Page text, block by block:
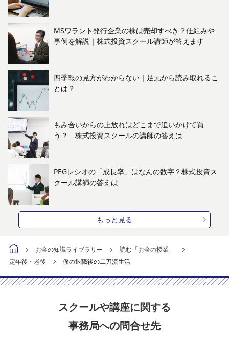
MSワラント発行企業の株は売却すべき？仕組みや
事例を解説｜株式投資スクール講師が答えます
四季報の見方がわからない｜足元から読み取れるこ
とは？
もみ合いからの上放れはどこまで追いかけて買
う？ 株式投資スクールの講師の答えは
PEGレシオの「成長率」はなんの数字？株式投資ス
クール講師の答えは
もっと見る
お金の知識ライブラリー
読む「お金の授業」
定年後・老後
僕の退職後の二刀流生活
スクールや講座に関する
事務局への問合せ先